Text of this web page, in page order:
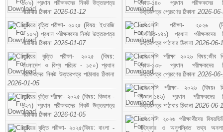
১০৯) প্রধান পরীক্ষকদের নিকট উত্তরপত্র
পাঠাবার ঠিকানা 2026-01-12
জুনিয়র বৃত্তি পরীক্ষা- ২০২৫ (বিষয়: ইংরেজি
- ১০৭) প্রধান পরীক্ষকদের নিকট উত্তরপত্র
পাঠাবার ঠিকানা 2026-01-07
জুনিয়র বৃত্তি পরীক্ষা- ২০২৫ (বিষয়:
বাংলাদেশ ও বিশ্ব পরিচয় - ১৫০) প্রধান
পরীক্ষকদের নিকট উত্তরপত্র পাঠাবার ঠিকানা
2026-01-05
জুনিয়র বৃত্তি পরীক্ষা- ২০২৫ (বিষয়: বিজ্ঞান -
১২৭) প্রধান পরীক্ষকদের নিকট উত্তরপত্র
পাঠাবার ঠিকানা 2026-01-05
জুনিয়র বৃত্তি পরীক্ষা- ২০২৫(বিষয়: বাংলা -
কোড-১৪০ প্রধান পরীক্ষকদের
উত্তরপত্র প্রেরণের ঠিকানা 2026-
এসএসসি পরীক্ষা- ২০২৬
অর্থনীতি-১৪১) প্রধান পরীক্ষকদের
উত্তরপত্র পাঠাবার ঠিকানা 2026-06-
এসএসসি পরীক্ষা ২০২৬ বিষয়:জীব
কোড-১৩৮ প্রধান পরীক্ষকদের
উত্তরপত্র প্রেরণের ঠিকানা 2026-
এসএসসি পরীক্ষা- ২০২৬ (বিষয়ঃ
বিজ্ঞান-১৪৬) প্রধান পরীক্ষকদের
উত্তরপত্র পাঠাবার ঠিকানা 2026-06-
এসএসসি ২০২৬ পরীক্ষার্থীদের
বহিষ্কার ও অনুপস্থিত তথ্য